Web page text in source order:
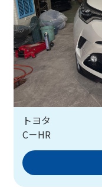
トヨタ
C－HR